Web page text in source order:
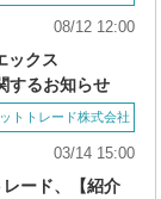
08/12 12:00
ックス
するお知らせ
トトレード株式会社
03/14 15:00
ード、【紹介